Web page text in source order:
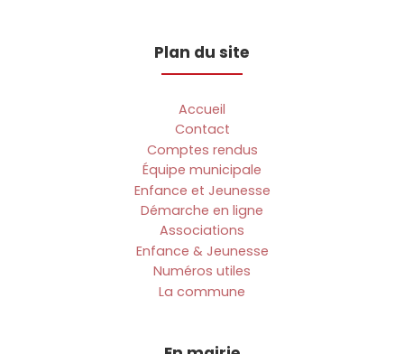
Plan du site
Accueil
Contact
Comptes rendus
Équipe municipale
Enfance et Jeunesse
Démarche en ligne
Associations
Enfance & Jeunesse
Numéros utiles
La commune